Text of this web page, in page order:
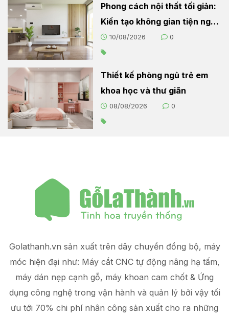
Phong cách nội thất tối giản:
Kiến tạo không gian tiện nghi
và thoải mái
10/08/2026 0
Thiết kế phòng ngủ trẻ em
khoa học và thư giãn
08/08/2026 0
Golathanh.vn sản xuất trên dây chuyền đồng bộ, máy
móc hiện đại như: Máy cắt CNC tự động nâng hạ tấm,
máy dán nẹp cạnh gỗ, máy khoan cam chốt & Ứng
dụng công nghệ trong vận hành và quản lý bởi vậy tối
ưu tới 70% chi phí nhân công sản xuất cho ra những